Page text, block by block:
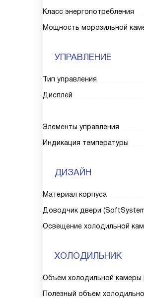
Класс энергопотребления
Мощность морозильной
УПРАВЛЕНИЕ
Тип управления
Дисплей
Элементы управления
Индикация температуры
ДИЗАЙН
Материал корпуса
Доводчик двери
Освещение холодильной
ХОЛОДИЛЬНИК
Объем холодильной камеры
Полезный объем